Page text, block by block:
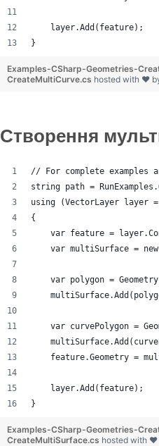
    layer.Add(feature);
}
Examples-CSharp-Geometries-
CreateMultiCurve.cs hosted with ❤
Створення
// For complete examples
string path =
using (VectorLayer layer
{
var feature =
var multiSurface =
var polygon =
var curvePolygon =
feature.Geometry =
    layer.Add(feature);
}
Examples-CSharp-Geometries-
CreateMultiSurface.cs hosted with ❤